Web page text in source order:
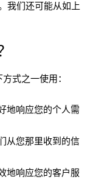
我们还可能从如上
式之一使用：
地响应您的个人需
从您那里收到的信
地响应您的客户服